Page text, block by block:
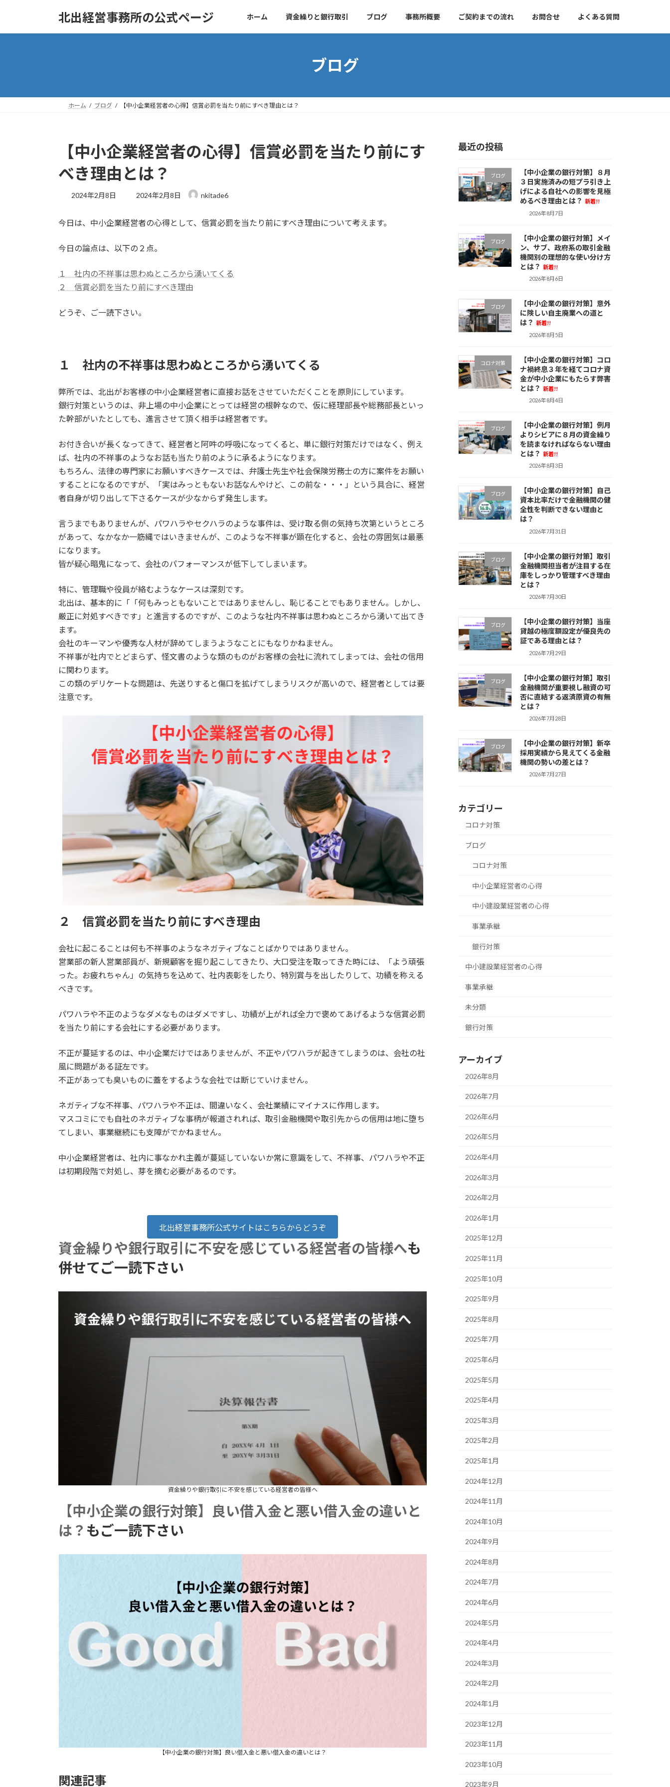
北出経営事務所の公式ページ ホーム 資金繰りと銀行取引 ブログ 事務所概要 ご契約までの流れ お問合せ よくある質問
ブログ
ホーム ブログ 【中小企業経営者の心得】信賞必罰を当たり前にすべき理由とは？
【中小企業経営者の心得】信賞必罰を当たり前にす
べき理由とは？
2024年2月8日
最
新
:
2024年2月8日 nkitade6
今日は、中小企業経営者の心得として、信賞必罰を当たり前にすべき理由について考えます。
今日の論点は、以下の２点。
１ 社内の不祥事は思わぬところから湧いてくる
２ 信賞必罰を当たり前にすべき理由
どうぞ、ご一読下さい。
１ 社内の不祥事は思わぬところから湧いてくる
弊所では、北出がお客様の中小企業経営者に直接お話をさせていただくことを原則にしています。
銀行対策というのは、非上場の中小企業にとっては経営の根幹なので、仮に経理部長や総務部長といっ
た幹部がいたとしても、進言させて頂く相手は経営者です。
お付き合いが長くなってきて、経営者と阿吽の呼吸になってくると、単に銀行対策だけではなく、例え
ば、社内の不祥事のようなお話も当たり前のように承るようになります。
もちろん、法律の専門家にお願いすべきケースでは、弁護士先生や社会保険労務士の方に案件をお願い
することになるのですが、「実はみっともないお話なんやけど、この前な・・・」という具合に、経営
者自身が切り出して下さるケースが少なからず発生します。
言うまでもありませんが、パワハラやセクハラのような事件は、受け取る側の気持ち次第というところ
があって、なかなか一筋縄ではいきませんが、このような不祥事が顕在化すると、会社の雰囲気は最悪
になります。
皆が疑心暗鬼になって、会社のパフォーマンスが低下してしまいます。
特に、管理職や役員が絡むようなケースは深刻です。
北出は、基本的に「「何もみっともないことではありませんし、恥じることでもありません。しかし、
厳正に対処すべきです」と進言するのですが、このような社内不祥事は思わぬところから湧いて出てき
ます。
会社のキーマンや優秀な人材が辞めてしまうようなことにもなりかねません。
不祥事が社内でとどまらず、怪文書のような類のものがお客様の会社に流れてしまっては、会社の信用
に関わります。
この類のデリケートな問題は、先送りすると傷口を拡げてしまうリスクが高いので、経営者としては要
注意です。
２ 信賞必罰を当たり前にすべき理由
会社に起こることは何も不祥事のようなネガティブなことばかりではありません。
営業部の新人営業部員が、新規顧客を掘り起こしてきたり、大口受注を取ってきた時には、「よう頑張
った。お疲れちゃん」の気持ちを込めて、社内表彰をしたり、特別賞与を出したりして、功績を称える
べきです。
パワハラや不正のようなダメなものはダメですし、功績が上がれば全力で褒めてあげるような信賞必罰
を当たり前にする会社にする必要があります。
不正が蔓延するのは、中小企業だけではありませんが、不正やパワハラが起きてしまうのは、会社の社
風に問題がある証左です。
不正があっても臭いものに蓋をするような会社では断じていけません。
ネガティブな不祥事、パワハラや不正は、間違いなく、会社業績にマイナスに作用します。
マスコミにでも自社のネガティブな事柄が報道されれば、取引金融機関や取引先からの信用は地に堕ち
てしまい、事業継続にも支障がでかねません。
中小企業経営者は、社内に事なかれ主義が蔓延していないか常に意識をして、不祥事、パワハラや不正
は初期段階で対処し、芽を摘む必要があるのです。
北出経営事務所公式サイトはこちらからどうぞ
資金繰りや銀行取引に不安を感じている経営者の皆様へも
併せてご一読下さい
資金繰りや銀行取引に不安を感じている経営者の皆様へ
【中小企業の銀行対策】良い借入金と悪い借入金の違いと
は？ もご一読下さい
【中小企業の銀行対策】良い借入金と悪い借入金の違いとは？
関連記事
最近の投稿
ブログ
【中小企業の銀行対策】８月
３日実施済みの短プラ引き上
げによる自社への影響を見極
めるべき理由とは？ 新着!!
2026年8月7日
ブログ
【中小企業の銀行対策】メイ
ン、サブ、政府系の取引金融
機関別の理想的な使い分け方
とは？ 新着!!
2026年8月6日
ブログ
【中小企業の銀行対策】意外
に険しい自主廃業への道と
は？ 新着!!
2026年8月5日
コロナ対策
【中小企業の銀行対策】コロ
ナ禍終息３年を経てコロナ資
金が中小企業にもたらす弊害
とは？ 新着!!
2026年8月4日
ブログ
【中小企業の銀行対策】例月
よりシビアに８月の資金繰り
を読まなければならない理由
とは？ 新着!!
2026年8月3日
ブログ
【中小企業の銀行対策】自己
資本比率だけで金融機関の健
全性を判断できない理由と
は？
2026年7月31日
ブログ
【中小企業の銀行対策】取引
金融機関担当者が注目する在
庫をしっかり管理すべき理由
とは？
2026年7月30日
ブログ
【中小企業の銀行対策】当座
貸越の極度額設定が優良先の
証である理由とは？
2026年7月29日
ブログ
【中小企業の銀行対策】取引
金融機関が重要視し融資の可
否に直結する返済原資の有無
とは？
2026年7月28日
ブログ
【中小企業の銀行対策】新卒
採用実績から見えてくる金融
機関の勢いの差とは？
2026年7月27日
カテゴリー
コロナ対策
ブログ
コロナ対策
中小企業経営者の心得
中小建設業経営者の心得
事業承継
銀行対策
中小建設業経営者の心得
事業承継
未分類
銀行対策
アーカイブ
2026年8月
2026年7月
2026年6月
2026年5月
2026年4月
2026年3月
2026年2月
2026年1月
2025年12月
2025年11月
2025年10月
2025年9月
2025年8月
2025年7月
2025年6月
2025年5月
2025年4月
2025年3月
2025年2月
2025年1月
2024年12月
2024年11月
2024年10月
2024年9月
2024年8月
2024年7月
2024年6月
2024年5月
2024年4月
2024年3月
2024年2月
2024年1月
2023年12月
2023年11月
2023年10月
2023年9月